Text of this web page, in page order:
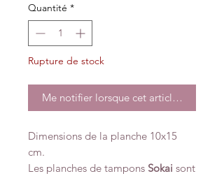
Quantité *
Rupture de stock
Me notifier lorsque cet article est
Dimensions de la planche 10x15
cm.
Les planches de tampons Sokai sont